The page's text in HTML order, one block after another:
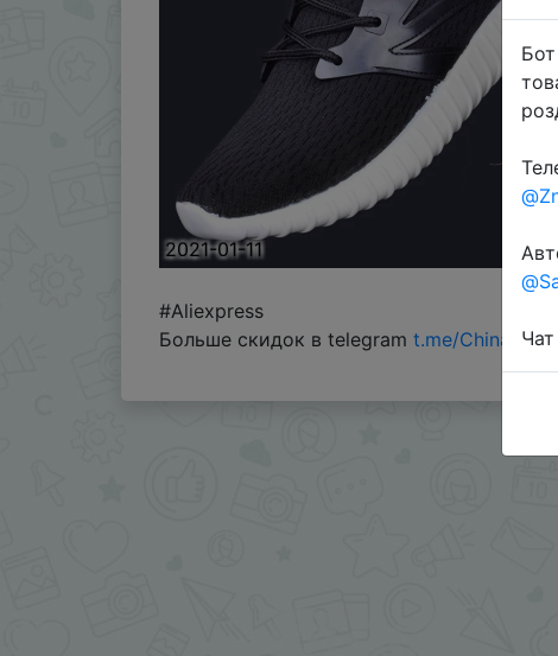
2021-01-11
#Aliexpress
Больше скидок в telegram t.me/